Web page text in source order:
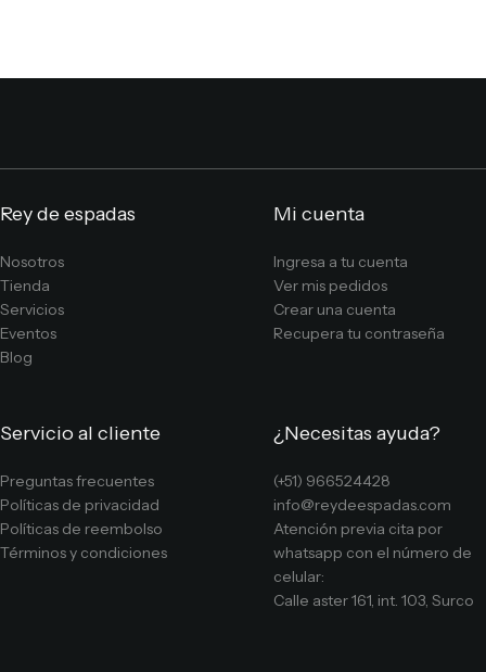
Rey de espadas
Nosotros
Tienda
Servicios
Eventos
Blog
Mi cuenta
Ingresa a tu cuenta
Ver mis pedidos
Crear una cuenta
Recupera tu contraseña
Servicio al cliente
Preguntas frecuentes
Políticas de privacidad
Políticas de reembolso
Términos y condiciones
¿Necesitas ayuda?
(+51) 966524428
info@reydeespadas.com
Atención previa cita por
whatsapp con el número de
celular:
Calle aster 161, int. 103, Surco